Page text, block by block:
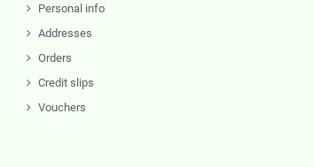
Personal info
Addresses
Orders
Credit slips
Vouchers